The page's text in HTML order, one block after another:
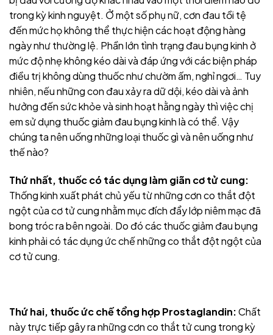
trong kỳ kinh nguyệt. Ở một số phụ nữ, cơn đau tồi tệ
đến mức họ không thể thực hiện các hoạt động hàng
ngày như thường lệ. Phần lớn tình trạng đau bụng kinh ở
mức độ nhẹ không kéo dài và đáp ứng với các biện pháp
điều trị không dùng thuốc như chườm ấm, nghỉ ngơi… Tuy
nhiên, nếu những con đau xảy ra dữ dội, kéo dài và ảnh
hưởng đến sức khỏe và sinh hoạt hằng ngày thì việc chị
em sử dụng thuốc giảm đau bụng kinh là có thể. Vậy
chúng ta nên uống những loại thuốc gì và nên uống như
thế nào?
Thứ nhất, thuốc có tác dụng làm giãn cơ tử cung:
Thống kinh xuất phát chủ yếu từ những cơn co thắt đột
ngột của cơ tử cung nhằm mục đích đẩy lớp niêm mạc đã
bong tróc ra bên ngoài. Do đó các thuốc giảm đau bụng
kinh phải có tác dụng ức chế những co thắt đột ngột của
cơ tử cung.
Thứ hai, thuốc ức chế tổng hợp Prostaglandin:Chất
này trực tiếp gây ra những cơn co thắt tử cung trong kỳ